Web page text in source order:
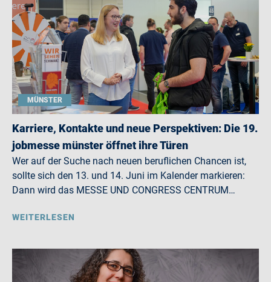
MÜNSTER
Karriere, Kontakte und neue Perspektiven: Die 19.
jobmesse münster öffnet ihre Türen
Wer auf der Suche nach neuen beruflichen Chancen ist,
sollte sich den 13. und 14. Juni im Kalender markieren:
Dann wird das MESSE UND CONGRESS CENTRUM…
WEITERLESEN